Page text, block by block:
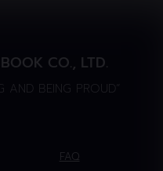
CO., LTD.
AND BEING PROUD”
FAQ